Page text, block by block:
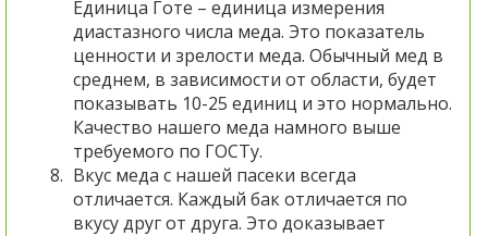
Единица Готе – единица измерения
диастазного числа меда. Это показатель
ценности и зрелости меда. Обычный мед в
среднем, в зависимости от области, будет
показывать 10-25 единиц и это нормально.
Качество нашего меда намного выше
требуемого по ГОСТу.
Вкус меда с нашей пасеки всегда
отличается. Каждый бак отличается по
вкусу друг от друга. Это доказывает